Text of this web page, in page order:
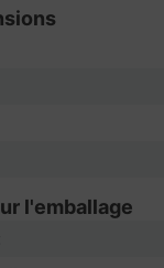
l'emballage